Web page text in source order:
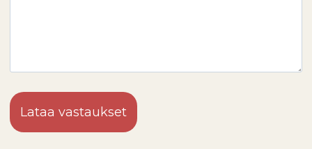
Lataa vastaukset